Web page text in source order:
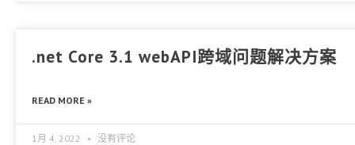
.net Core 3.1 webAPI跨域问题解决方案
READ MORE »
1月 4, 2022 没有评论